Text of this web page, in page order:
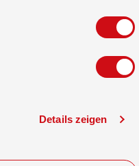
Details zeigen